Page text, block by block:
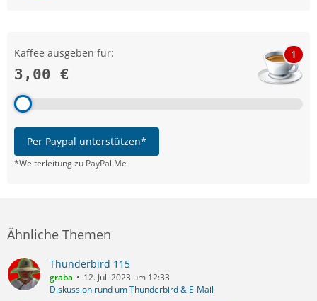
Kaffee ausgeben für:
3,00 €
1
Per Paypal unterstützen*
*Weiterleitung zu PayPal.Me
Ähnliche Themen
Thunderbird 115
graba
12. Juli 2023 um 12:33
Diskussion rund um Thunderbird & E-Mail